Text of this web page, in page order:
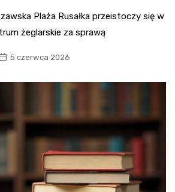
Plaża Rusałka przeistoczy się w
żeglarskie za sprawą
5 czerwca 2026